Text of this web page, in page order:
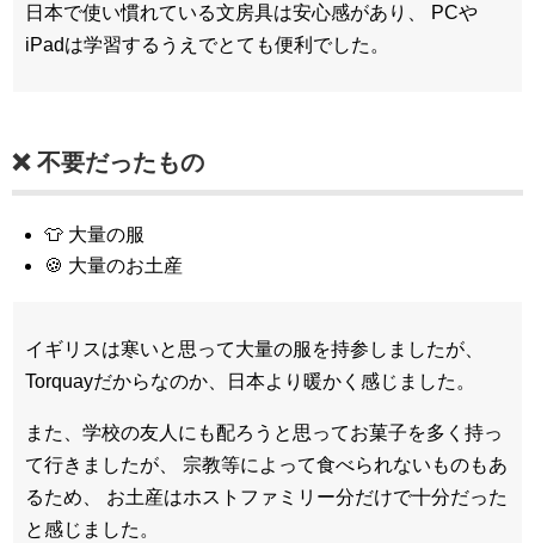
日本で使い慣れている文房具は安心感があり、 PCや
iPadは学習するうえでとても便利でした。
❌ 不要だったもの
👕 大量の服
🍪 大量のお土産
イギリスは寒いと思って大量の服を持参しましたが、
Torquayだからなのか、日本より暖かく感じました。
また、学校の友人にも配ろうと思ってお菓子を多く持っ
て行きましたが、 宗教等によって食べられないものもあ
るため、 お土産はホストファミリー分だけで十分だった
と感じました。